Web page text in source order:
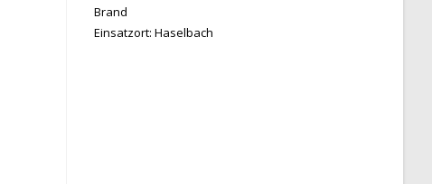
Brand
Einsatzort: Haselbach